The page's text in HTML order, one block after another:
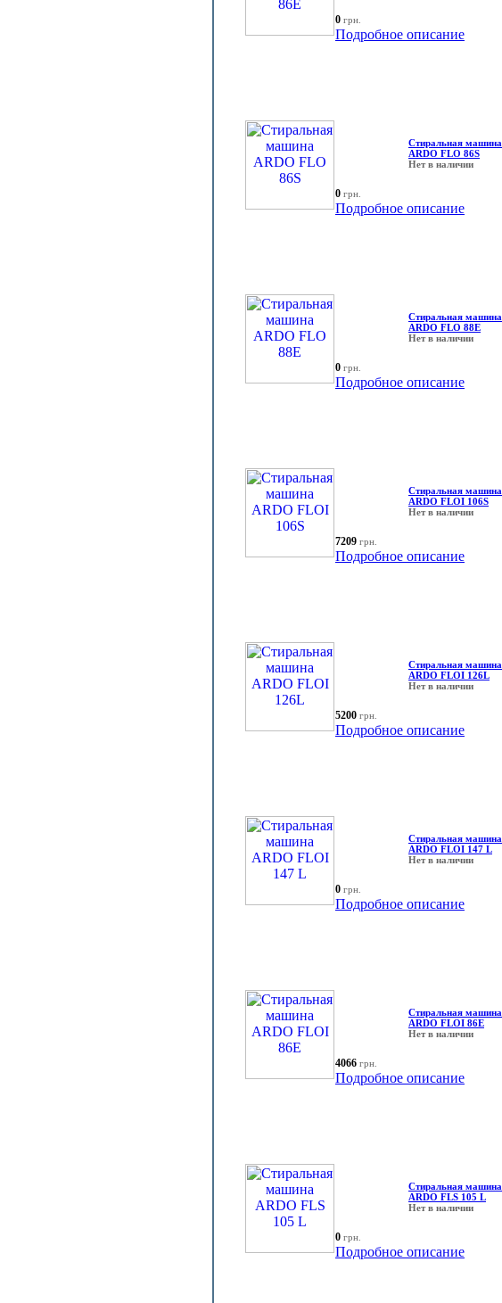
0 грн.
Подробное описание
Стиральная машина
ARDO FLO 86S
Нет в наличии
0 грн.
Подробное описание
Стиральная машина
ARDO FLO 88E
Нет в наличии
0 грн.
Подробное описание
Стиральная машина
ARDO FLOI 106S
Нет в наличии
7209 грн.
Подробное описание
Стиральная машина
ARDO FLOI 126L
Нет в наличии
5200 грн.
Подробное описание
Стиральная машина
ARDO FLOI 147 L
Нет в наличии
0 грн.
Подробное описание
Стиральная машина
ARDO FLOI 86E
Нет в наличии
4066 грн.
Подробное описание
Стиральная машина
ARDO FLS 105 L
Нет в наличии
0 грн.
Подробное описание